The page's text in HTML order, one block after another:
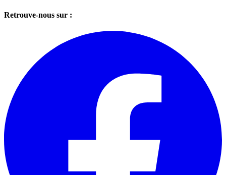
Retrouve-nous sur :